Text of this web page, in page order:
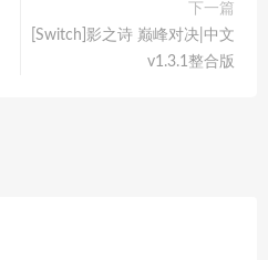
下一篇
[Switch]影之诗 巅峰对决|中文
v1.3.1整合版